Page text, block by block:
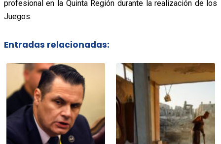
profesional en la Quinta Región durante la realización de los
Juegos.
Entradas relacionadas: